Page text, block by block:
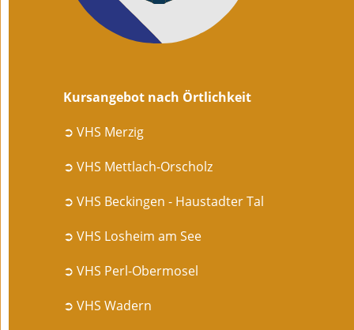
Kursangebot nach Örtlichkeit
➲ VHS Merzig
➲ VHS Mettlach-Orscholz
➲ VHS Beckingen - Haustadter Tal
➲ VHS Losheim am See
➲ VHS Perl-Obermosel
➲ VHS Wadern